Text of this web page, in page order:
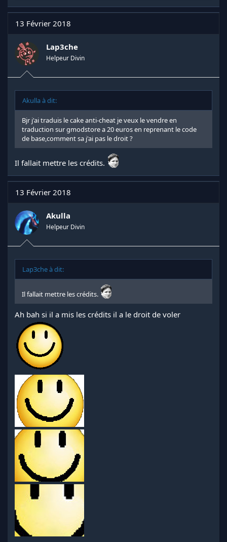
a
c
t
n
s
:
13 Février 2018
Lap3che
Helpeur Divin
Akulla à dit:
Bjr j'ai traduis le cake anti-cheat je veux le vendre en
traduction sur gmodstore a 20 euros en reprenant le code
de base,comment sa j'ai pas le droit ?
Il fallait mettre les crédits.
13 Février 2018
Akulla
Helpeur Divin
Lap3che à dit:
Il fallait mettre les crédits.
Ah bah si il a mis les crédits il a le droit de voler